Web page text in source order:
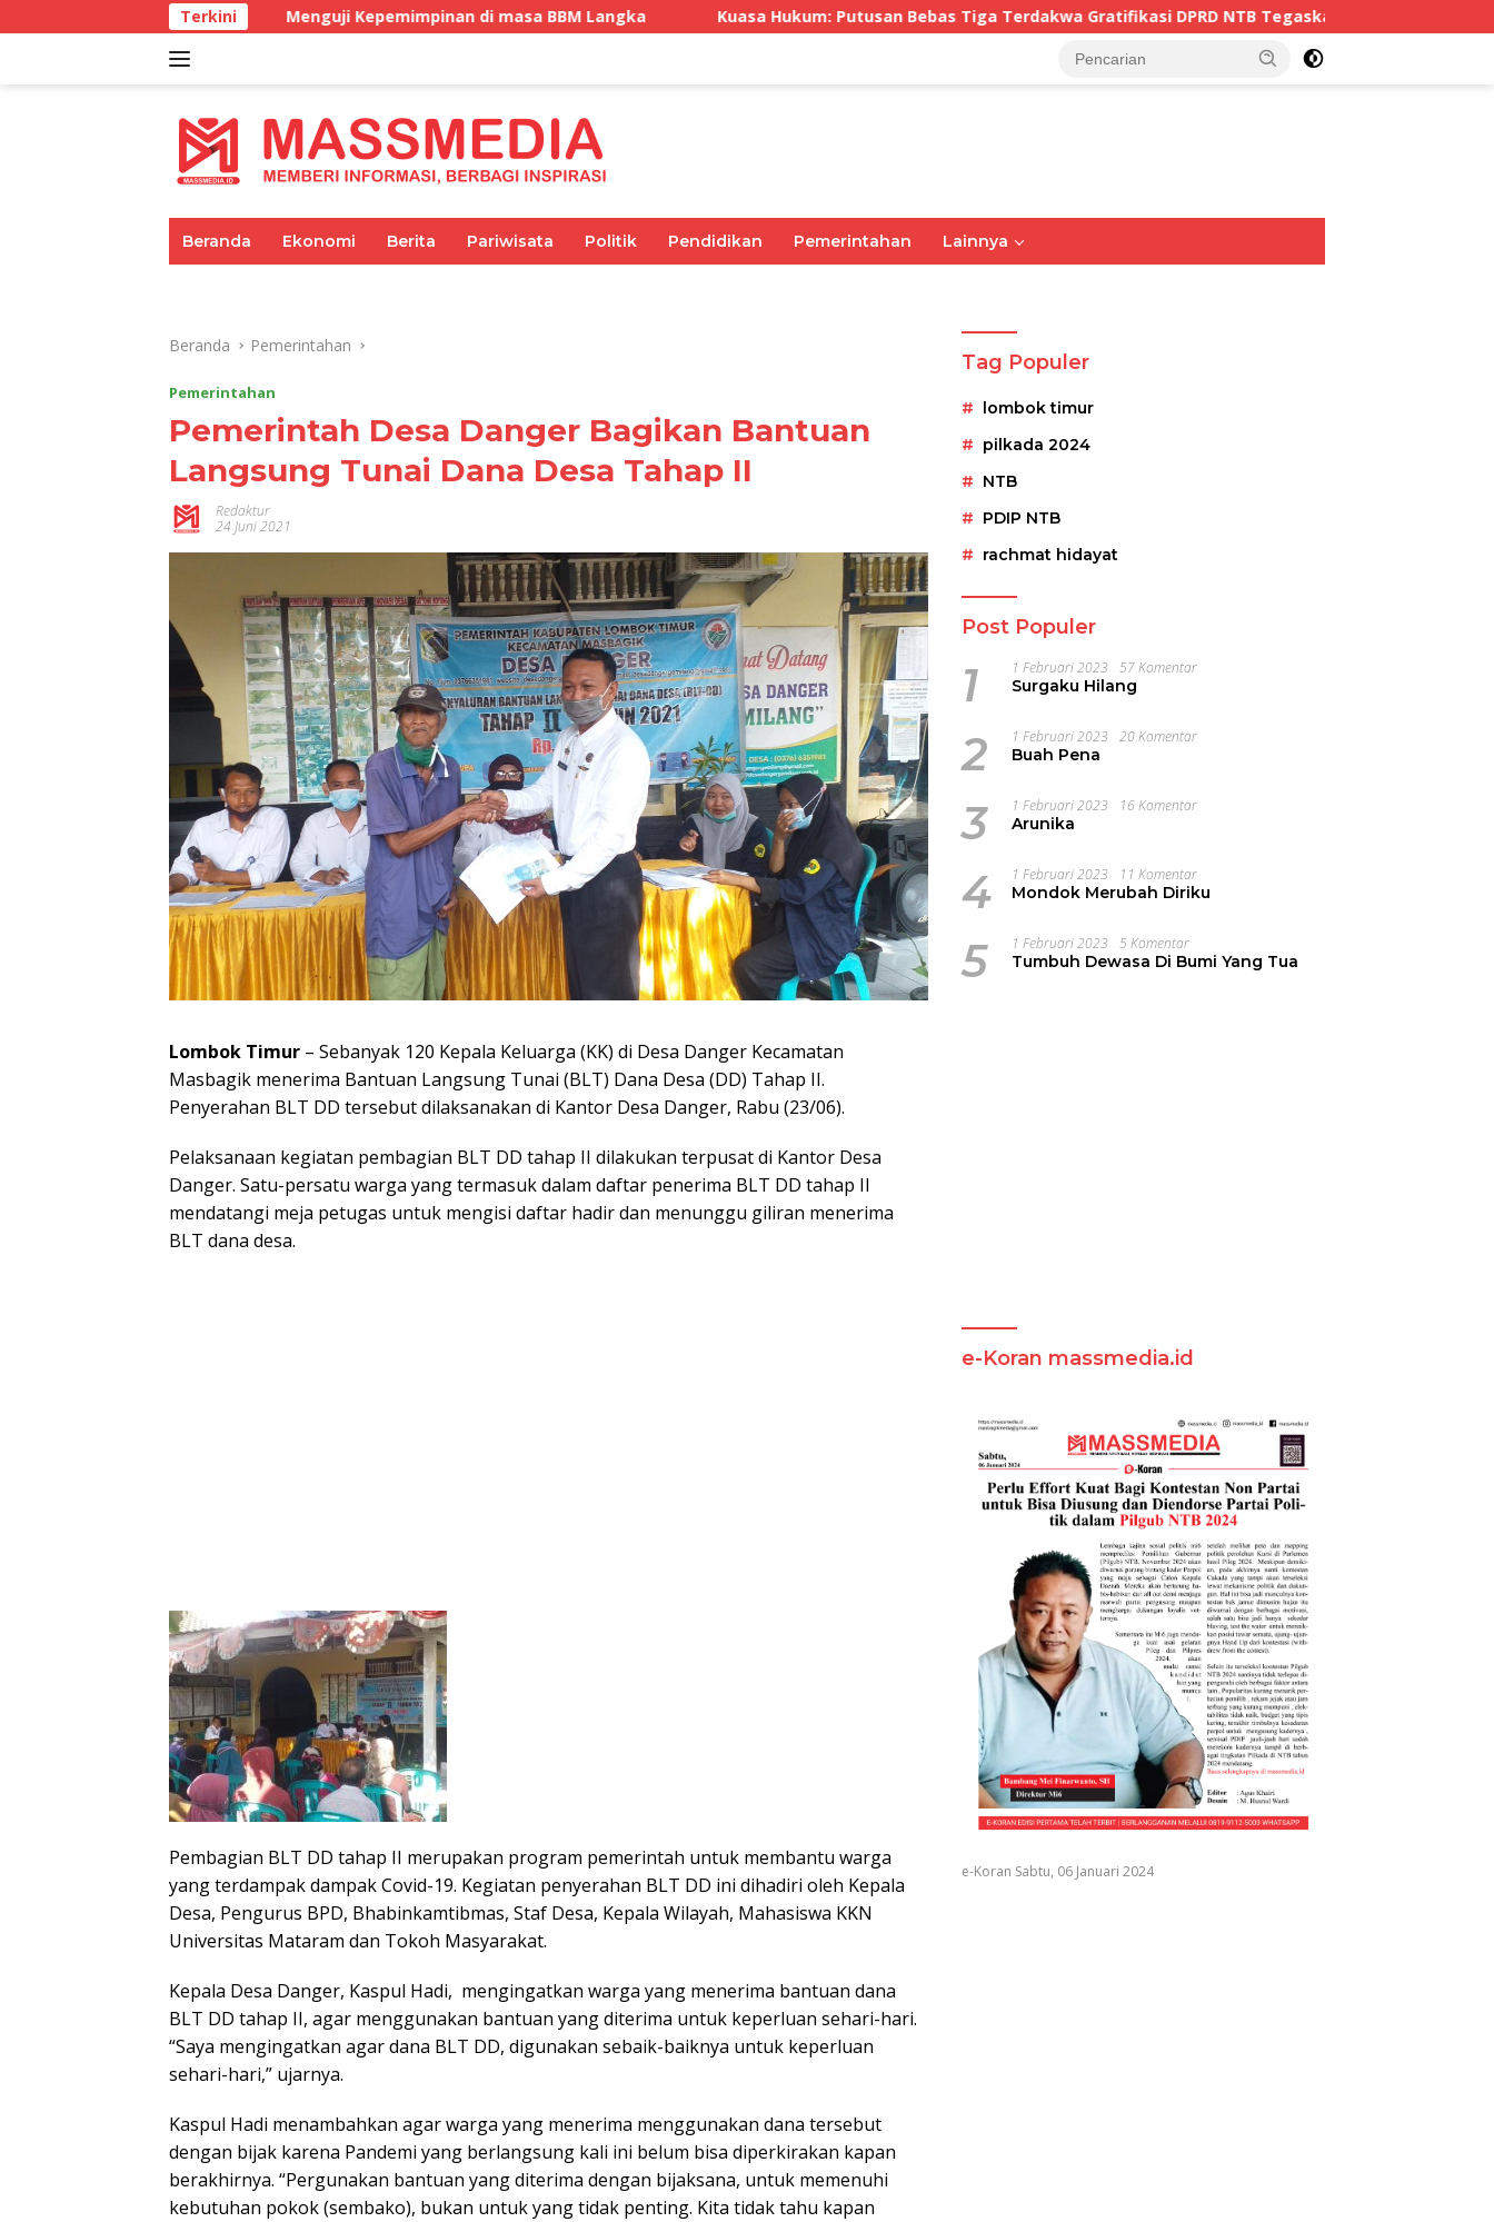
ke
Terkini
Menguji Kepemimpinan di masa BBM Langka Kuasa Hukum: Putusan Bebas Tiga Terdakwa Gratifikasi DPRD NTB Tegaskan Keadilan Berdasarkan Fakta Persidangan
Beranda Ekonomi Berita Pariwisata Politik Pendidikan Pemerintahan Lainnya
Beranda Pemerintahan
Pemerintahan
Pemerintah Desa Danger Bagikan Bantuan
Langsung Tunai Dana Desa Tahap II
Redaktur
24 Juni 2021
Lombok Timur – Sebanyak 120 Kepala Keluarga (KK) di Desa Danger Kecamatan
Masbagik menerima Bantuan Langsung Tunai (BLT) Dana Desa (DD) Tahap II.
Penyerahan BLT DD tersebut dilaksanakan di Kantor Desa Danger, Rabu (23/06).
Pelaksanaan kegiatan pembagian BLT DD tahap II dilakukan terpusat di Kantor Desa
Danger. Satu-persatu warga yang termasuk dalam daftar penerima BLT DD tahap II
mendatangi meja petugas untuk mengisi daftar hadir dan menunggu giliran menerima
BLT dana desa.
Pembagian BLT DD tahap II merupakan program pemerintah untuk membantu warga
yang terdampak dampak Covid-19. Kegiatan penyerahan BLT DD ini dihadiri oleh Kepala
Desa, Pengurus BPD, Bhabinkamtibmas, Staf Desa, Kepala Wilayah, Mahasiswa KKN
Universitas Mataram dan Tokoh Masyarakat.
Kepala Desa Danger, Kaspul Hadi, mengingatkan warga yang menerima bantuan dana
BLT DD tahap II, agar menggunakan bantuan yang diterima untuk keperluan sehari-hari.
“Saya mengingatkan agar dana BLT DD, digunakan sebaik-baiknya untuk keperluan
sehari-hari,” ujarnya.
Kaspul Hadi menambahkan agar warga yang menerima menggunakan dana tersebut
dengan bijak karena Pandemi yang berlangsung kali ini belum bisa diperkirakan kapan
berakhirnya. “Pergunakan bantuan yang diterima dengan bijaksana, untuk memenuhi
kebutuhan pokok (sembako), bukan untuk yang tidak penting. Kita tidak tahu kapan
Tag Populer
lombok timur
pilkada 2024
NTB
PDIP NTB
rachmat hidayat
Post Populer
1 1 Februari 2023 57 Komentar
Surgaku Hilang
2 1 Februari 2023 20 Komentar
Buah Pena
3 1 Februari 2023 16 Komentar
Arunika
4 1 Februari 2023 11 Komentar
Mondok Merubah Diriku
5 1 Februari 2023 5 Komentar
Tumbuh Dewasa Di Bumi Yang Tua
e-Koran massmedia.id
e-Koran Sabtu, 06 Januari 2024